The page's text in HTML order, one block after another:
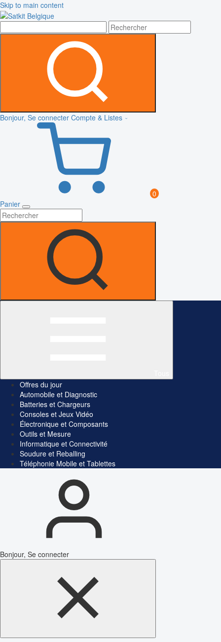
Skip to main content
Bonjour, Se connecter Compte & Listes
0
Panier
Offres du jour
Automobile et Diagnostic
Batteries et Chargeurs
Consoles et Jeux Vidéo
Électronique et Composants
Outils et Mesure
Informatique et Connectivité
Soudure et Reballing
Téléphonie Mobile et Tablettes
Bonjour, Se connecter